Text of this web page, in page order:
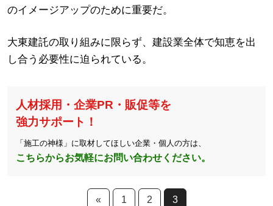
のイメージアップのために重要だ。
大東建託の取り組みに限らず、建設業全体で知恵を出
し合う必要性に迫られている。
人材採用・企業PR・販促等を
強力サポート！
「施工の神様」に取材してほしい企業・個人の方は、
こちらからお気軽にお問い合わせください。
« 1 2 3